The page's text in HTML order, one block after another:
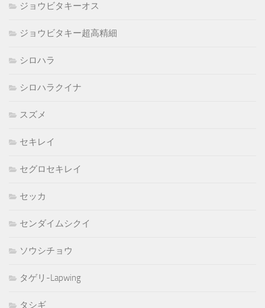
ジョウビタキーオス
ジョウビタキー超高精細
シロハラ
シロハラクイナ
スズメ
セキレイ
セグロセキレイ
セッカ
センダイムシクイ
ソウシチョウ
タゲリ-Lapwing
タシギ